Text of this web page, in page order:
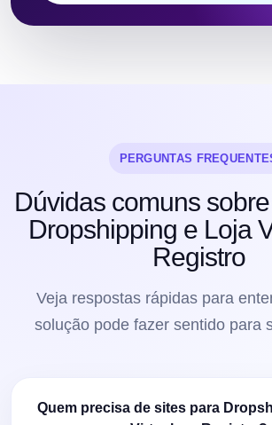
PERGUNTAS
Dúvidas comuns
Dropshipping e Loja
Registro
Veja respostas rápidas para
solução pode fazer sentido para
Quem precisa de sites para